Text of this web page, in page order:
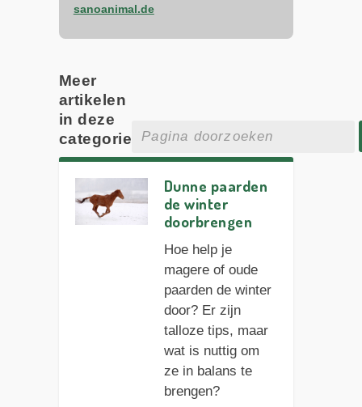
sanoanimal.de
Meer
artikelen
in deze
categorie
Dunne paarden
de winter
doorbrengen
Hoe help je
magere of oude
paarden de winter
door? Er zijn
talloze tips, maar
wat is nuttig om
ze in balans te
brengen?